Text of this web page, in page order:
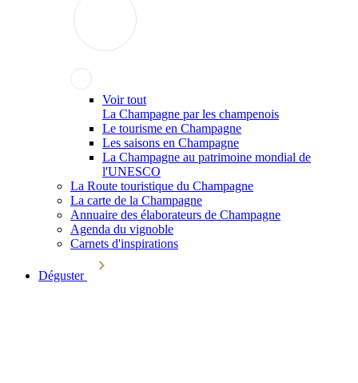
Voir tout
La Champagne par les champenois
Le tourisme en Champagne
Les saisons en Champagne
La Champagne au patrimoine mondial de
l'UNESCO
La Route touristique du Champagne
La carte de la Champagne
Annuaire des élaborateurs de Champagne
Agenda du vignoble
Carnets d'inspirations
Déguster